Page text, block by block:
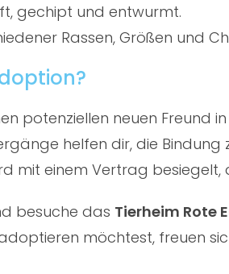
gechipt und entwurmt.
Rassen, Größen und
potenziellen neuen Freund in
helfen dir, die Bindung
mit einem Vertrag besiegelt,
besuche das Tierheim Rote
möchtest, freuen